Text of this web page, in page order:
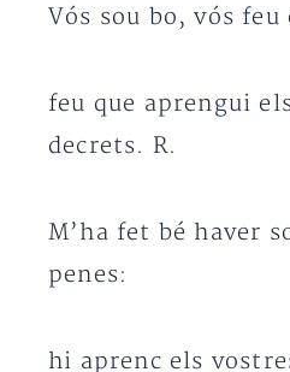
Vós sou bo, vós feu
feu que aprengui
decrets. R.
M’ha fet bé haver
penes:
hi aprenc els